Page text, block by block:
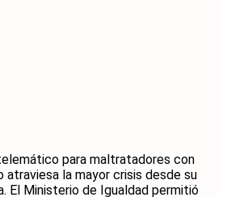
para maltratadores con
atraviesa la mayor crisis desde su
El Ministerio de Igualdad permitió